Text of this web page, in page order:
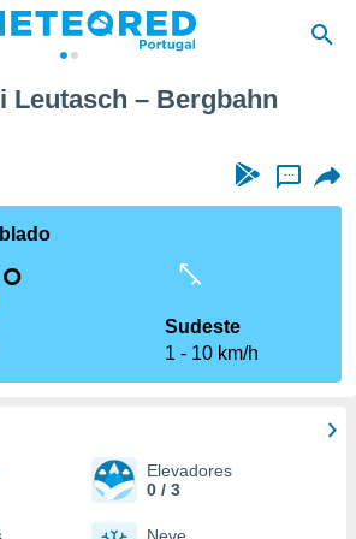
Leutasch – Bergbahn
...
Sudeste
1
10 km/h
Elevadores
0 / 3